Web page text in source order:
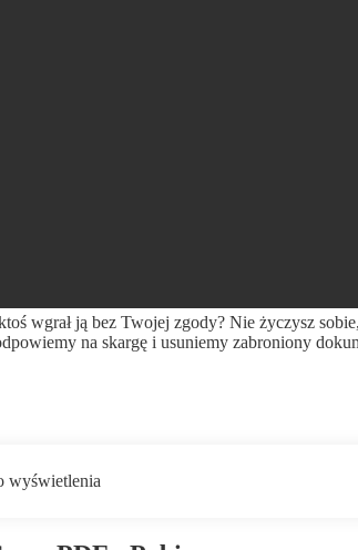
wgrał ją bez Twojej zgody? Nie życzysz
na skargę i usuniemy zabroniony